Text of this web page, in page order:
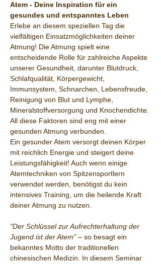
Atem - Deine Inspiration für ein
gesundes und entspanntes Leben
Erlebe an diesem speziellen Tag die
vielfältigen Einsatzmöglichkeiten deiner
Atmung! Die Atmung spielt eine
entscheidende Rolle für zahlreiche Aspekte
unserer Gesundheit, darunter Blutdruck,
Schlafqualität, Körpergewicht,
Immunsystem, Schnarchen, Lebensfreude,
Reinigung von Blut und Lymphe,
Mineralstoffversorgung und Knochendichte.
All diese Faktoren sind eng mit einer
gesunden Atmung verbunden.
Ein gesunder Atem versorgt deinen Körper
mit reichlich Energie und steigert deine
Leistungsfähigkeit! Auch wenn einige
Atemtechniken von Spitzensportlern
verwendet werden, benötigst du kein
intensives Training, um die heilende Kraft
deiner Atmung zu nutzen.
"Der Schlüssel zur Aufrechterhaltung der
Jugend ist der Atem" – so besagt ein
bekanntes Motto der traditionellen
chinesischen Medizin. In diesem Seminar